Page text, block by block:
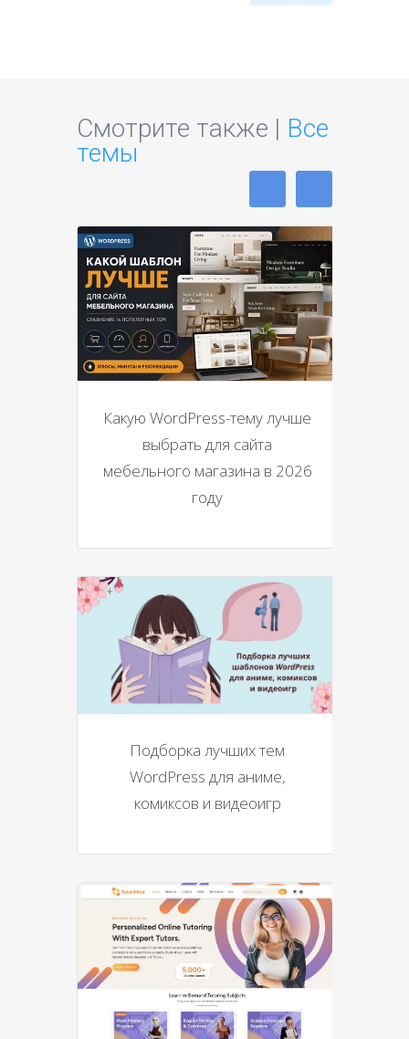
Смотрите также | Все
темы
Какую WordPress-тему лучше
выбрать для сайта
мебельного магазина в 2026
году
Подборка лучших тем
WordPress для аниме,
комиксов и видеоигр